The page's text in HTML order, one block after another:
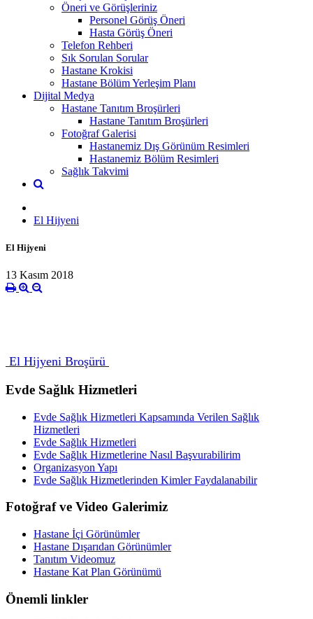
Öneri ve Görüşleriniz
Personel Görüş Öneri
Hasta Görüş Öneri
Telefon Rehberi
Sık Sorulan Sorular
Hastane Krokisi
Hastane Bölüm Yerleşim Planı
Dijital Medya
Hastane Tanıtım Broşürleri
Hastane Tanıtım Broşürleri
Fotoğraf Galerisi
Hastanemiz Dış Görünüm Resimleri
Hastanemiz Bölüm Resimleri
Sağlık Takvimi
El Hijyeni
El Hijyeni
13 Kasım 2018
El Hijyeni Broşürü
Evde Sağlık Hizmetleri
Evde Sağlık Hizmetleri Kapsamında Verilen Sağlık
Hizmetleri
Evde Sağlık Hizmetleri
Evde Sağlık Hizmetlerine Nasıl Başvurabilirim
Organizasyon Yapı
Evde Sağlık Hizmetlerinden Kimler Faydalanabilir
Fotoğraf ve Video Galerimiz
Hastane İçi Görünümler
Hastane Dışarıdan Görünümler
Tanıtım Videomuz
Hastane Kat Plan Görünümü
Önemli linkler